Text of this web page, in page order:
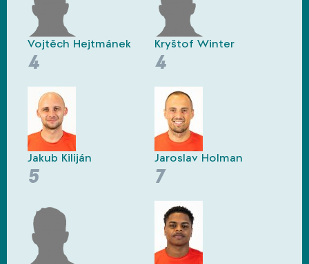
Vojtěch Hejtmánek
4
Kryštof Winter
4
Jakub Kiliján
5
Jaroslav Holman
7